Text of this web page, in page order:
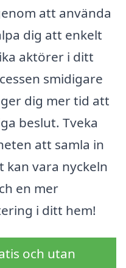
att använda
dig att enkelt
aktörer i ditt
smidigare
dig mer tid att
beslut. Tveka
att samla in
kan vara nyckeln
en mer
i ditt hem!
och utan